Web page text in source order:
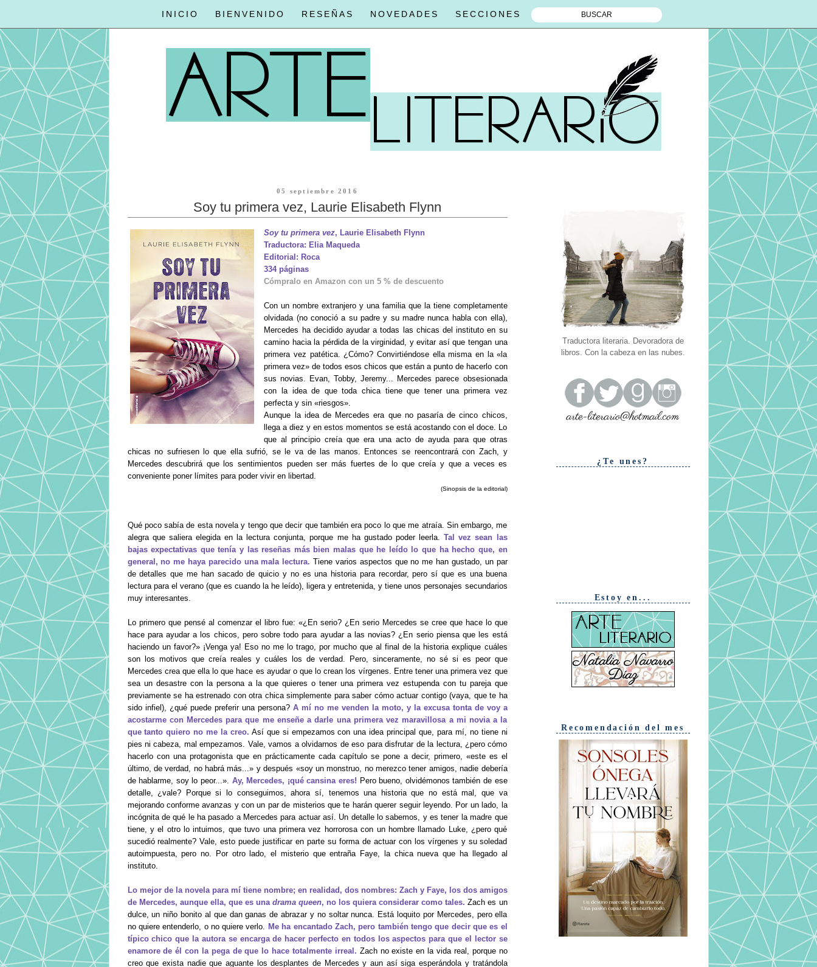
INICIO BIENVENIDO RESEÑAS NOVEDADES SECCIONES
05 septiembre 2016
Soy tu primera vez, Laurie Elisabeth Flynn
Soy tu primera vez, Laurie Elisabeth Flynn
Traductora: Elia Maqueda
Editorial: Roca
334 páginas
Cómpralo en Amazon con un 5 % de descuento
Con un nombre extranjero y una familia que la tiene completamente
olvidada (no conoció a su padre y su madre nunca habla con ella),
Mercedes ha decidido ayudar a todas las chicas del instituto en su
camino hacia la pérdida de la virginidad, y evitar así que tengan una
primera vez patética. ¿Cómo? Convirtiéndose ella misma en la «la
primera vez» de todos esos chicos que están a punto de hacerlo con
sus novias. Evan, Tobby, Jeremy... Mercedes parece obsesionada
con la idea de que toda chica tiene que tener una primera vez
perfecta y sin «riesgos».
Aunque la idea de Mercedes era que no pasaría de cinco chicos,
llega a diez y en estos momentos se está acostando con el doce. Lo
que al principio creía que era una acto de ayuda para que otras
chicas no sufriesen lo que ella sufrió, se le va de las manos. Entonces se reencontrará con Zach, y
Mercedes descubrirá que los sentimientos pueden ser más fuertes de lo que creía y que a veces es
conveniente poner límites para poder vivir en libertad.
(Sinopsis de la editorial)
Qué poco sabía de esta novela y tengo que decir que también era poco lo que me atraía. Sin embargo, me
alegra que saliera elegida en la lectura conjunta, porque me ha gustado poder leerla.Tal vez sean las
bajas expectativas que tenía y las reseñas más bien malas que he leído lo que ha hecho que, en
general, no me haya parecido una mala lectura. Tiene varios aspectos que no me han gustado, un par
de detalles que me han sacado de quicio y no es una historia para recordar, pero sí que es una buena
lectura para el verano (que es cuando la he leído), ligera y entretenida, y tiene unos personajes secundarios
muy interesantes.
Lo primero que pensé al comenzar el libro fue: «¿En serio? ¿En serio Mercedes se cree que hace lo que
hace para ayudar a los chicos, pero sobre todo para ayudar a las novias? ¿En serio piensa que les está
haciendo un favor?» ¡Venga ya! Eso no me lo trago, por mucho que al final de la historia explique cuáles
son los motivos que creía reales y cuáles los de verdad. Pero, sinceramente, no sé si es peor que
Mercedes crea que ella lo que hace es ayudar o que lo crean los vírgenes. Entre tener una primera vez que
sea un desastre con la persona a la que quieres o tener una primera vez estupenda con tu pareja que
previamente se ha estrenado con otra chica simplemente para saber cómo actuar contigo (vaya, que te ha
sido infiel), ¿qué puede preferir una persona? A mí no me venden la moto, y la excusa tonta de voy a
acostarme con Mercedes para que me enseñe a darle una primera vez maravillosa a mi novia a la
que tanto quiero no me la creo. Así que si empezamos con una idea principal que, para mí, no tiene ni
pies ni cabeza, mal empezamos. Vale, vamos a olvidarnos de eso para disfrutar de la lectura, ¿pero cómo
hacerlo con una protagonista que en prácticamente cada capítulo se pone a decir, primero, «este es el
último, de verdad, no habrá más...» y después «soy un monstruo, no merezco tener amigos, nadie debería
de hablarme, soy lo peor...». Ay, Mercedes, ¡qué cansina eres! Pero bueno, olvidémonos también de ese
detalle, ¿vale? Porque si lo conseguimos, ahora sí, tenemos una historia que no está mal, que va
mejorando conforme avanzas y con un par de misterios que te harán querer seguir leyendo. Por un lado, la
incógnita de qué le ha pasado a Mercedes para actuar así. Un detalle lo sabemos, y es tener la madre que
tiene, y el otro lo intuimos, que tuvo una primera vez horrorosa con un hombre llamado Luke, ¿pero qué
sucedió realmente? Vale, esto puede justificar en parte su forma de actuar con los vírgenes y su soledad
autoimpuesta, pero no. Por otro lado, el misterio que entraña Faye, la chica nueva que ha llegado al
instituto.
Lo mejor de la novela para mí tiene nombre; en realidad, dos nombres: Zach y Faye, los dos amigos
de Mercedes, aunque ella, que es una drama queen, no los quiera considerar como tales. Zach es un
dulce, un niño bonito al que dan ganas de abrazar y no soltar nunca. Está loquito por Mercedes, pero ella
no quiere entenderlo, o no quiere verlo.
Me ha encantado Zach, pero también tengo que decir que es el
típico chico que la autora se encarga de hacer perfecto en todos los aspectos para que el lector se
enamore de él con la pega de que lo hace totalmente irreal. Zach no existe en la vida real, porque no
creo que exista nadie que aguante los desplantes de Mercedes y aun así siga esperándola y tratándola
Traductora literaria. Devoradora de
libros. Con la cabeza en las nubes.
¿Te unes?
Estoy en...
Recomendación del mes